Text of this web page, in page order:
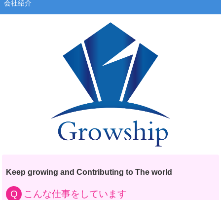
会社紹介
Keep growing and Contributing to The world
こんな仕事をしています